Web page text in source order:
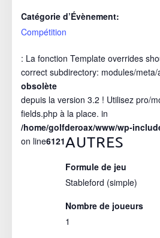
Catégorie d’Évènement:
Compétition
: La fonction Template overrides
correct subdirectory: modules/
obsolète
depuis la version 3.2 ! Utilisez pro/
fields.php à la place. in
/home/golfderoax/www/wp-
on line6121AUTRES
Formule de jeu
Stableford (simple)
Nombre de joueurs
1